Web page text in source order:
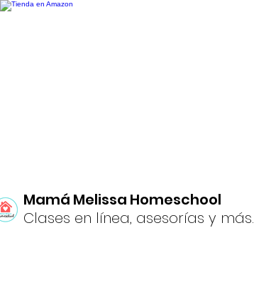
Mamá Melissa Homeschool
Clases en línea, asesorías y más.